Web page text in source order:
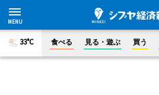
33°C 食べる 見る・遊ぶ 買う